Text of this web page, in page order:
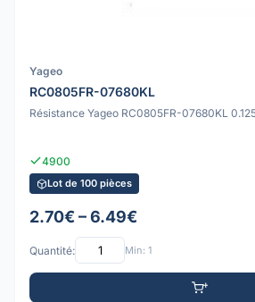
Yageo
RC0805FR-07680KL
Résistance Yageo RC0805FR-07680KL
4900
Lot de 100 pièces
2.70€ – 6.49€
Quantité: Min: 1